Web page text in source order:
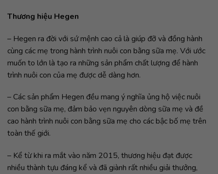
Thương hiệu Hegen
– Hegen ra đời với sứ mệnh cao cả là giúp đỡ và đồng hành
cùng các mẹ trong hành trình nuôi con bằng sữa mẹ. Với ước
muốn to lớn là tạo ra những sản phẩm chất lượng để hành
trình nuôi con của mẹ được dễ dàng hơn.
– Các sản phẩm Hegen đều mang ý nghĩa ủng hộ việc nuôi
con bằng sữa mẹ, đảm bảo vẹn nguyên dòng sữa mẹ và đề
cao hành trình nuôi con bằng sữa mẹ cho các bậc bố mẹ trên
toàn thế giới.
– Kể từ khi ra mắt vào năm 2015, thương hiệu đạt được
nhiều thành tựu đáng kể và đã giành rất nhiều giải thưởng,